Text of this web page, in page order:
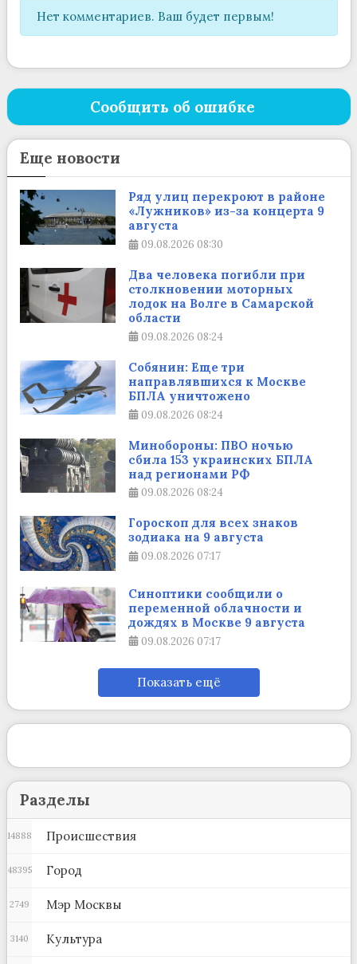
Нет комментариев. Ваш будет первым!
Сообщить об ошибке
Еще новости
Ряд улиц перекроют в районе
«Лужников» из-за концерта 9
августа
09.08.2026 08:30
Два человека погибли при
столкновении моторных
лодок на Волге в Самарской
области
09.08.2026 08:24
Собянин: Еще три
направлявшихся к Москве
БПЛА уничтожено
09.08.2026 08:24
Минобороны: ПВО ночью
сбила 153 украинских БПЛА
над регионами РФ
09.08.2026 08:24
Гороскоп для всех знаков
зодиака на 9 августа
09.08.2026 07:17
Синоптики сообщили о
переменной облачности и
дождях в Москве 9 августа
09.08.2026 07:17
Показать ещё
Разделы
Происшествия
14888
Город
48395
Мэр Москвы
2749
Культура
3140